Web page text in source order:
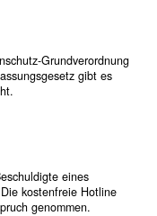
Grundverordnung
gibt es
eines
kostenfreie Hotline
genommen.